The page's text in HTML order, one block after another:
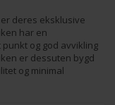
deres eksklusive
har en
og god avvikling
er dessuten bygd
og minimal